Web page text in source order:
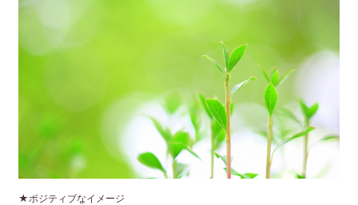
★ポジティブなイメージ